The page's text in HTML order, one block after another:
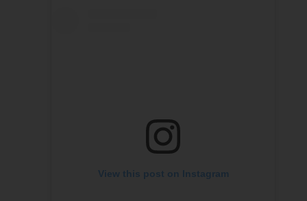
View this post on Instagram